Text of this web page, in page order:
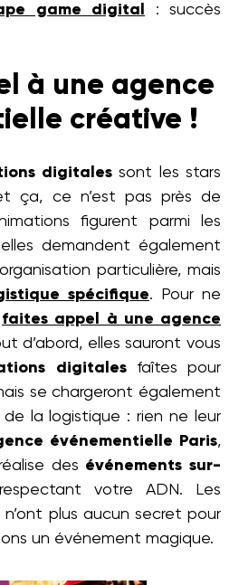
game digital
: succès
à une agence
créative !
digitales sont les stars
ça, ce n’est pas près de
figurent parmi les
demandent également
particulière, mais
spécifique. Pour ne
faites appel à une agence
d’abord, elles sauront vous
digitalesfaîtes pour
se chargeront également
la logistique : rien ne leur
événementielle Paris,
des événements sur-
votre ADN. Les
plus aucun secret pour
un événement magique.